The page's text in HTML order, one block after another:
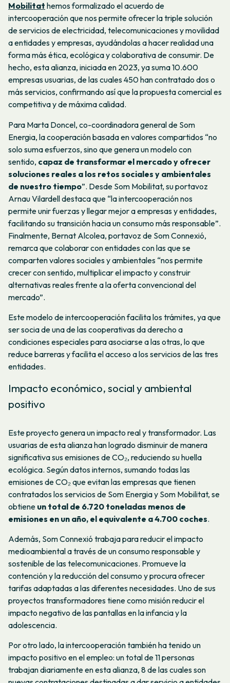
Mobilitat hemos formalizado el acuerdo de
intercooperación que nos permite ofrecer la triple solución
de servicios de electricidad, telecomunicaciones y movilidad
a entidades y empresas, ayudándolas a hacer realidad una
forma más ética, ecológica y colaborativa de consumir. De
hecho, esta alianza, iniciada en 2023, ya suma 10.600
empresas usuarias, de las cuales 450 han contratado dos o
más servicios, confirmando así que la propuesta comercial es
competitiva y de máxima calidad.
Para Marta Doncel, co-coordinadora general de Som
Energia, la cooperación basada en valores compartidos “no
solo suma esfuerzos, sino que genera un modelo con
sentido, capaz de transformar el mercado y ofrecer
soluciones reales a los retos sociales y ambientales
de nuestro tiempo”. Desde Som Mobilitat, su portavoz
Arnau Vilardell destaca que “la intercooperación nos
permite unir fuerzas y llegar mejor a empresas y entidades,
facilitando su transición hacia un consumo más responsable”.
Finalmente, Bernat Alcolea, portavoz de Som Connexió,
remarca que colaborar con entidades con las que se
comparten valores sociales y ambientales “nos permite
crecer con sentido, multiplicar el impacto y construir
alternativas reales frente a la oferta convencional del
mercado”.
Este modelo de intercooperación facilita los trámites, ya que
ser socia de una de las cooperativas da derecho a
condiciones especiales para asociarse a las otras, lo que
reduce barreras y facilita el acceso a los servicios de las tres
entidades.
Impacto económico, social y ambiental
positivo
Este proyecto genera un impacto real y transformador. Las
usuarias de esta alianza han logrado disminuir de manera
significativa sus emisiones de CO₂, reduciendo su huella
ecológica. Según datos internos, sumando todas las
emisiones de CO₂ que evitan las empresas que tienen
contratados los servicios de Som Energia y Som Mobilitat, se
obtiene un total de 6.720 toneladas menos de
emisiones en un año, el equivalente a 4.700 coches.
Además, Som Connexió trabaja para reducir el impacto
medioambiental a través de un consumo responsable y
sostenible de las telecomunicaciones. Promueve la
contención y la reducción del consumo y procura ofrecer
tarifas adaptadas a las diferentes necesidades. Uno de sus
proyectos transformadores tiene como misión reducir el
impacto negativo de las pantallas en la infancia y la
adolescencia.
Por otro lado, la intercooperación también ha tenido un
impacto positivo en el empleo: un total de 11 personas
trabajan diariamente en esta alianza, 8 de las cuales son